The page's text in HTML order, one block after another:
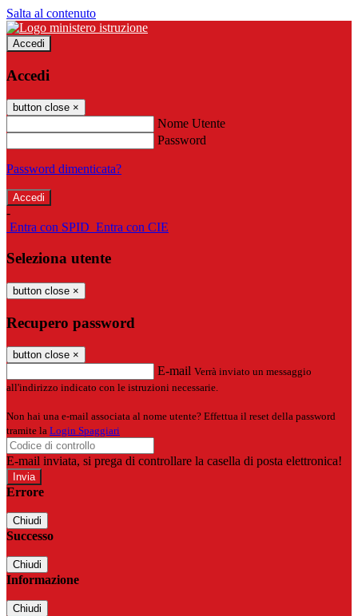
Salta al contenuto
Accedi
Accedi
button close ×
Nome Utente
Password
Password dimenticata?
-
Entra con SPID Entra con CIE
Seleziona utente
button close ×
Recupero password
button close ×
E-mail Verrà inviato un messaggio
all'indirizzo indicato con le istruzioni necessarie.
Non hai una e-mail associata al nome utente? Effettua il reset della password
tramite la Login Spaggiari
E-mail inviata, si prega di controllare la casella di posta elettronica!
Errore
Chiudi
Successo
Chiudi
Informazione
Chiudi